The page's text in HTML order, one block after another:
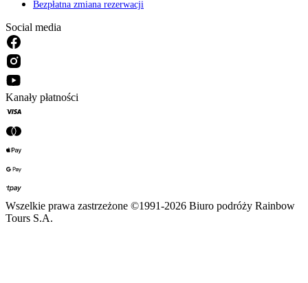
Bezpłatna zmiana rezerwacji
Social media
Kanały płatności
Wszelkie prawa zastrzeżone ©1991-2026 Biuro podróży Rainbow
Tours S.A.